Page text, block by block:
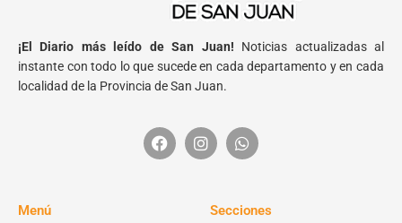
¡El Diario más leído de San Juan! Noticias actualizadas al
instante con todo lo que sucede en cada departamento y en cada
localidad de la Provincia de San Juan.
Menú Secciones